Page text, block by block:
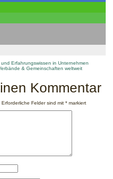
Erfahrungswissen in Unternehmen
& Gemeinschaften weltweit
Kommentar
Erforderliche Felder sind mit * markiert